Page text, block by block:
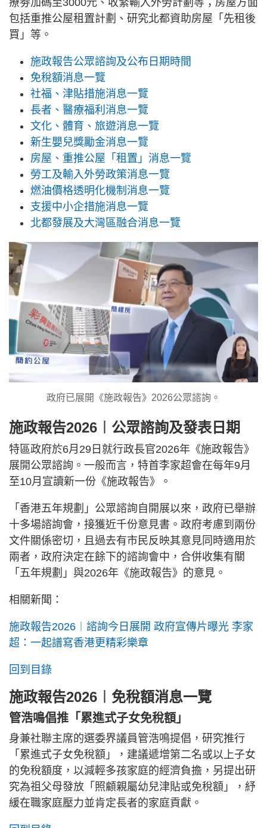
療劵加碼至3000元、收緊輸入外勞計劃等；房屋方面
包括重推公屋租置計劃、研究北都資助房屋「先租後
買」等。
施政報告公眾諮詢及公布日期時間
免稅額消息一覽
社福、津貼措施消息一覽
長者、醫療福利消息一覽
文化、體育、旅遊消息一覽
新生嬰兒獎勵金消息一覽
房屋、重推公屋「租置」消息一覽
勞工及輸入外勞政策消息一覽
燃油價格透明化機制消息一覽
支援中小企措施消息一覽
北都發展及大灣區融合消息一覽
政府已展開《施政報告》2026公眾諮詢。
施政報告2026︱公眾諮詢及發表日期
特區政府於6月29日就行政長官2026年《施政報告》
展開公眾諮詢。一般而言，特首李家超會在每年9月
至10月宣讀新一份《施政報告》。
「香港五年規劃」公眾諮詢自開展以來，政府已舉辦
十多場諮詢會，接獲近千份意見書。政府考慮到兩份
文件關係密切，且過去有市民反映其意見同時適用於
兩者，政府決定在餘下的諮詢會中，合併收集有關
「五年規劃」與2026年《施政報告》的意見。
相關新聞：
施政報告2026︱諮詢今日展開 政府宣傳片曝光 李家
超：一起譜寫香港更精彩樂章
回到目錄
施政報告2026︱免稅額消息一覽
管浩鳴倡推「累進式子女免稅額」
身兼社聯主席的選委界議員管浩鳴提倡，研究推行
「累進式子女免稅額」，建議遞增第二名或以上子女
的免稅額度，以減輕多孩家庭的經濟負擔，另提出研
究為祖父母發放「照顧親屬幼兒津貼或免稅額」，紓
緩在職家庭壓力並肯定長者的家庭貢獻。